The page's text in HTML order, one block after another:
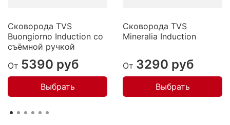
Сковорода TVS
Buongiorno Induction со
съёмной ручкой
От 5390 руб
Выбрать
Сковорода TVS
Mineralia Induction
От 3290 руб
Выбрать